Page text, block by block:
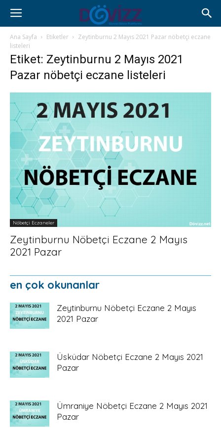
Ana Sayfa Etiketler
Zeytinburnu 2 Mayıs 2021 Pazar nöbetçi eczane
listeleri
Etiket: Zeytinburnu 2 Mayıs 2021
Pazar nöbetçi eczane listeleri
Nöbetçi Eczaneler
Zeytinburnu Nöbetçi Eczane 2 Mayıs
2021 Pazar
en çok okunanlar
Zeytinburnu Nöbetçi Eczane 2 Mayıs
2021 Pazar
Üsküdar Nöbetçi Eczane 2 Mayıs 2021
Pazar
Ümraniye Nöbetçi Eczane 2 Mayıs 2021
Pazar